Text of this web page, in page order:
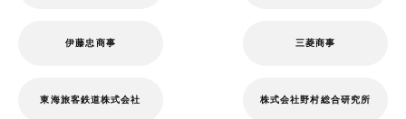
伊藤忠商事 三菱商事
東海旅客鉄道株式会社 株式会社野村総合研究所